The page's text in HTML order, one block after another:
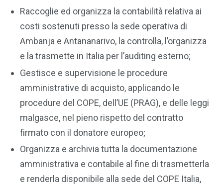
Raccoglie ed organizza la contabilità relativa ai
costi sostenuti presso la sede operativa di
Ambanja e Antananarivo, la controlla, l’organizza
e la trasmette in Italia per l’auditing esterno;
Gestisce e supervisione le procedure
amministrative di acquisto, applicando le
procedure del COPE, dell’UE (PRAG), e delle leggi
malgasce, nel pieno rispetto del contratto
firmato con il donatore europeo;
Organizza e archivia tutta la documentazione
amministrativa e contabile al fine di trasmetterla
e renderla disponibile alla sede del COPE Italia,